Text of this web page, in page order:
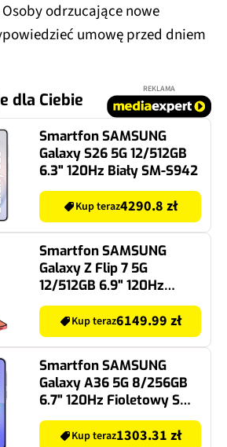
Osoby odrzucające nowe
umowę przed dniem
dla Ciebie
REKLAMA
Smartfon SAMSUNG
Galaxy S26 5G 12/512GB
6.3" 120Hz Biały SM-S942
Kup teraz4290.8 zł
Smartfon SAMSUNG
Galaxy Z Flip 7 5G
12/512GB 6.9" 120Hz
Czerwony SM-F766
Kup teraz6149.99 zł
Smartfon SAMSUNG
Galaxy A36 5G 8/256GB
6.7" 120Hz Fioletowy SM-
A366 EU
Kup teraz1303.31 zł